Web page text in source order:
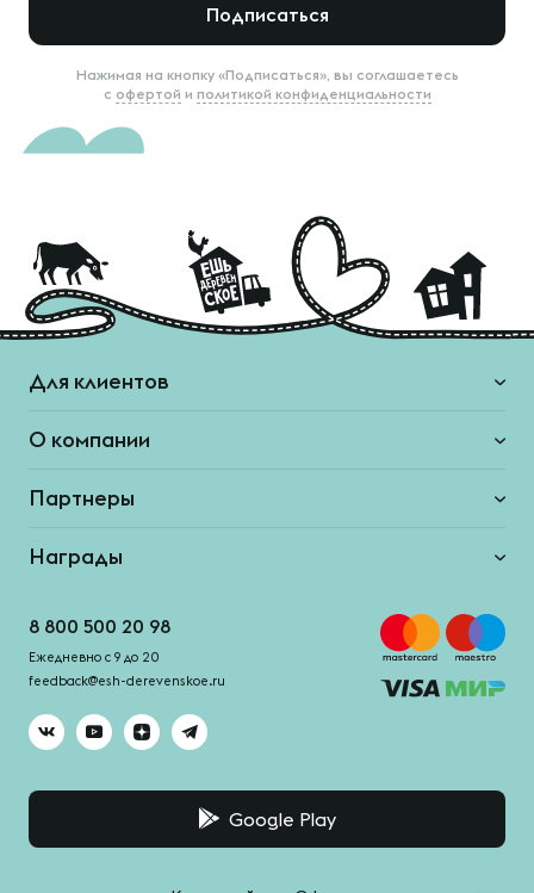
Подписаться
Нажимая на кнопку «Подписаться», вы соглашаетесь
с офертой и политикой конфиденциальности
Для клиентов
О компании
Партнеры
Награды
8 800 500 20 98
Ежедневно с 9 до 20
feedback@esh-derevenskoe.ru
Google Play